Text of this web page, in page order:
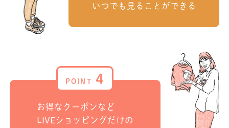
いつでも見ることができる
4
お得なクーポンなど
LIVEショッピングだけの